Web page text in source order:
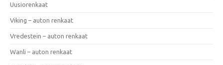
Uusiorenkaat
Viking – auton renkaat
Vredestein – auton renkaat
Wanli – auton renkaat